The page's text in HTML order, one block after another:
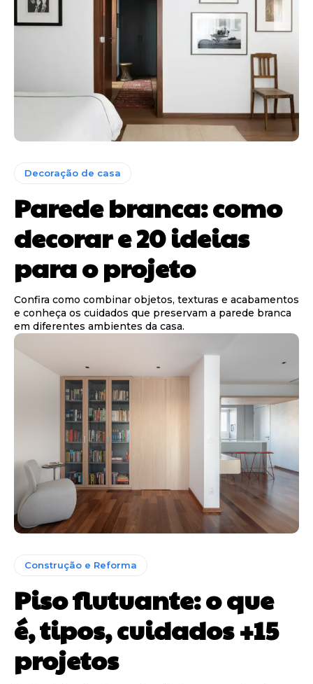
Decoração de casa
Parede branca: como
decorar e 20 ideias
para o projeto
Confira como combinar objetos, texturas e acabamentos
e conheça os cuidados que preservam a parede branca
em diferentes ambientes da casa.
Construção e Reforma
Piso flutuante: o que
é, tipos, cuidados +15
projetos